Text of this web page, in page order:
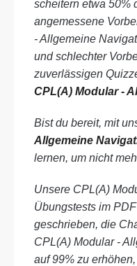
scheitern etwa 50%
angemessene
- Allgemeine
und schlechter
zuverlässigen
CPL(A) Modular -
Bist du bereit, mit
Allgemeine
lernen, um nicht
Unsere CPL(A)
Übungstests im
geschrieben, die
CPL(A) Modular -
auf 99% zu